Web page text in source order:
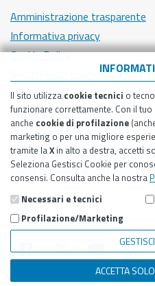
Il sito utilizza cookie tecnici o
funzionare correttamente. Con il
anche cookie di profilazione
marketing o per una migliore
tramite laX in alto a destra, accetti
Seleziona Gestisci Cookie per
consensi. Consulta anche la nostra
Necessari e tecnici
Profilazione/Marketing
ACCETTA
Amministrazione trasparente
Informativa privacy
Cookie Policy
Note legali
Notifica atti giudiziari
Dichiarazione di accessibilità
Segnalazione problemi di
Piano di miglioramento del sito
SEGUICI SU